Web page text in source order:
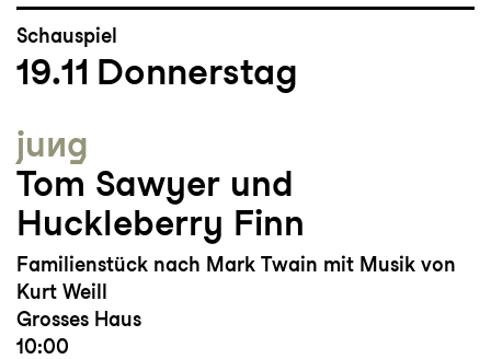
Schauspiel
19.11 Donnerstag
jung
Tom Sawyer und
Huckleberry Finn
Familienstück nach Mark Twain mit Musik von
Kurt Weill
Grosses Haus
10:00